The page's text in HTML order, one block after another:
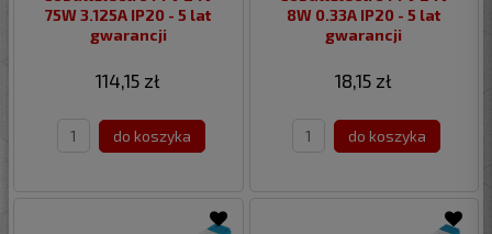
75W 3.125A IP20 - 5 lat
gwarancji
114,15 zł
do koszyka
8W 0.33A IP20 - 5 lat
gwarancji
18,15 zł
do koszyka